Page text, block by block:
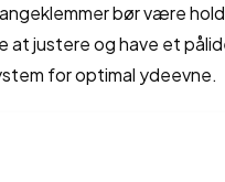
bør være
at justere og have et
for optimal ydeevne.